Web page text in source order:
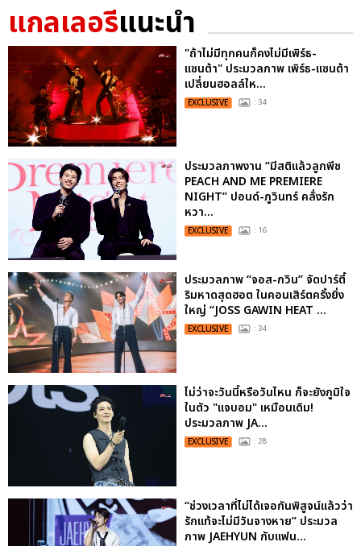
แกลเลอรีแนะนำ
"ถ้าไม่มีทุกคนก็คงไม่มีเพิร์ธ-
แซนต้า" ประมวลภาพ เพิร์ธ-แซนต้า
เปลี่ยนฮอลล์ให...
EXCLUSIVE : 34
ประมวลภาพงาน “มีสติแล้วลูกพีช
PEACH AND ME PREMIERE
NIGHT” ปอนด์-ภูวินทร์ คลั่งรัก
หวา...
EXCLUSIVE : 16
ประมวลภาพ “จอส-กวิน” จัดปาร์ตี้
ริมหาดสุดฮอต ในคอนเสิร์ตครั้งยิ่ง
ใหญ่ “JOSS GAWIN HEAT ...
EXCLUSIVE : 34
ไม่ว่าจะวันนี้หรือวันไหน ก็จะยังภูมิใจ
ในตัว "แจบอม" เหมือนเดิม!
ประมวลภาพ JA...
EXCLUSIVE : 28
“ช่วงเวลาที่ไม่ได้เจอกันพิสูจน์แล้วว่า
รักแท้จะไม่มีวันจางหาย” ประมวล
ภาพ JAEHYUN กับแฟน...